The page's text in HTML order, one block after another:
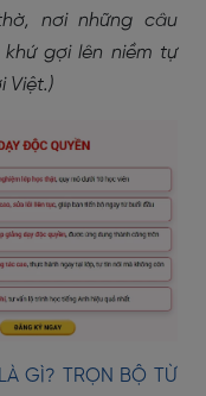
nơi những câu
gợi lên niềm tự
Việt.)
GÌ? TRỌN BỘ TỪ